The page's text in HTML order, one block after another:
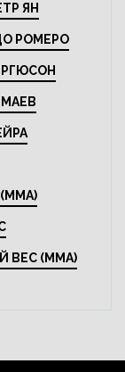
ЯН
РОМЕРО
ВЕС (MMA)